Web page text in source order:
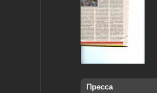
Пресса